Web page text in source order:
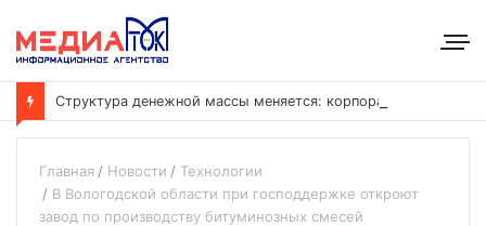
Главная Новости
Технологии
В Вологодской области при господдержке откроют
завод по производству битуминозных смесей